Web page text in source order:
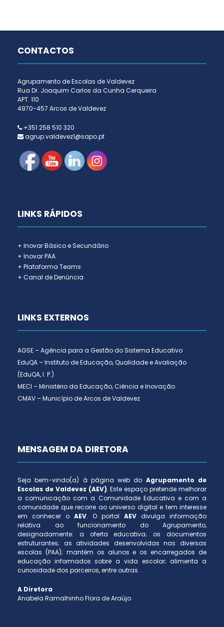
CONTACTOS
Agrupamento de Escolas de Valdevez
Rua Dr. Joaquim Carlos da Cunha Cerqueira
APT. 110
4970-457 Arcos de Valdevez
+351 258 510 320
agrup.valdevez1@sapo.pt
LINKS RÁPIDOS
+ Inovar Básico e Secundário
+ Inovar PAA
+ Plataforma Teams
+ Canal de Denúncia
LINKS EXTERNOS
AGSE – Agência para a Gestão do Sistema Educativo
EduQA – Instituto de Educação, Qualidade e Avaliação
(EduQA, I. P.)
MECI – Ministério da Educação, Ciência e Inovação
CMAV – Município de Arcos de Valdevez
MENSAGEM DA DIRETORA
Seja bem-vindo(a) à página web do Agrupamento de
Escolas de Valdevez (AEV). Este espaço pretende melhorar
a comunicação com a Comunidade Educativa e com a
comunidade que recorre ao universo digital e tem interesse
em conhecer o AEV. O portal AEV divulga informação
relativa ao funcionamento do Agrupamento,
designadamente: a oferta educativa; os documentos
estruturantes; as atividades desenvolvidas nas diversas
escolas (PAA); mantém os alunos e os encarregados de
educação informados sobre a vida escolar; alimenta a
curiosidade dos parceiros, entre outras.
A Diretora
Anabela Ramalhinho Flora de Araújo